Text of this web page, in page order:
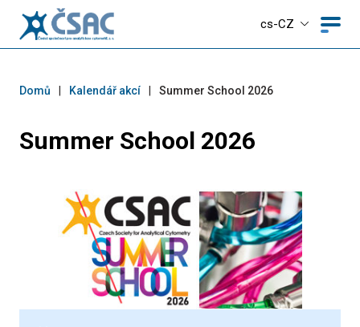
cs-CZ
Domů Kalendář akcí Summer School 2026
Summer School 2026